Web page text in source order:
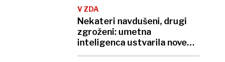
V ZDA
Nekateri navdušeni, drugi
zgroženi: umetna
inteligenca ustvarila nove
viruse